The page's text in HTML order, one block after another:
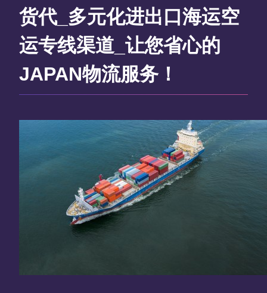
货代_多元化进出口海运空
运专线渠道_让您省心的
JAPAN物流服务！